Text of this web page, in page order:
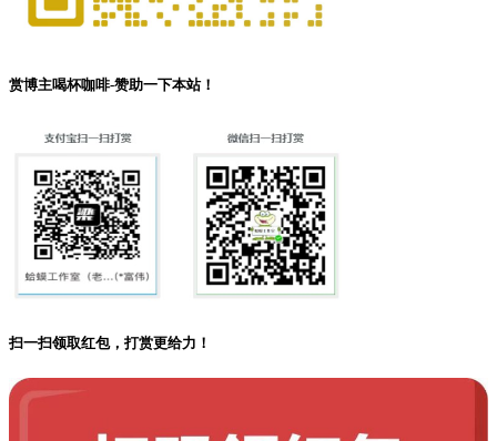
赏博主喝杯咖啡-赞助一下本站！
扫一扫领取红包，打赏更给力！